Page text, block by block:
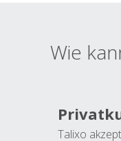
Wie
Talixo